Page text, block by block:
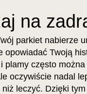
na
parkiet nabierze
opowiadać Twoją
plamy często można
oczywiście nadal
leczyć. Dzięki